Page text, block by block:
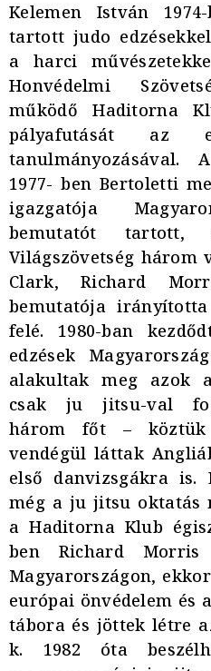
Kelemen István
tartott judo
a harci
Honvédelmi
működő Haditorna
pályafutását az
tanulmányozásával.
1977- ben Bertoletti
igazgatója
bemutatót tartott,
Világszövetség három
Clark, Richard
bemutatója
felé. 1980-ban
edzések
alakultak meg azok
csak ju jitsu-val
három főt – köztük
vendégül láttak
első danvizsgákra is.
még a ju jitsu oktatás
a Haditorna Klub
ben Richard
Magyarországon,
európai önvédelem
tábora és jöttek létre
k. 1982 óta